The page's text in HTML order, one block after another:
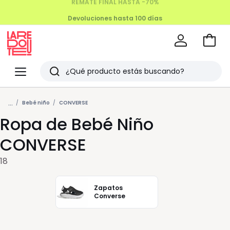
Menu
Redoute
Buscar
Últimos
artículos
vistos
Ir
... Bebé niño CONVERSE
Ropa de Bebé Niño
CONVERSE
18
Zapatos
Converse